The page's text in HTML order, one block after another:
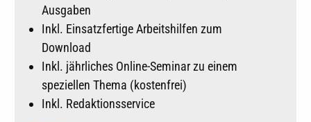
Ausgaben
Inkl. Einsatzfertige Arbeitshilfen zum
Download
Inkl. jährliches Online-Seminar zu einem
speziellen Thema (kostenfrei)
Inkl. Redaktionsservice